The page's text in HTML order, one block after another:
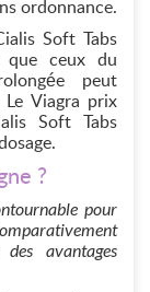
ordonnance.
Soft Tabs
que ceux du
peut
Viagra prix
Soft Tabs
?
pour
avantages